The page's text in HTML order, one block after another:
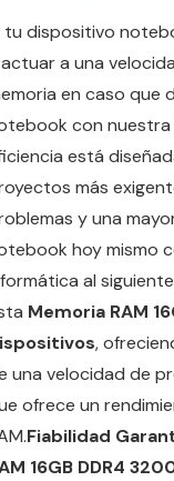
tu dispositivo
a una
en caso que
con nuestra
está
más
y una
hoy mismo
al
Memoria RAM
,
una velocidad de
ofrece un
Fiabilidad
16GB DDR4